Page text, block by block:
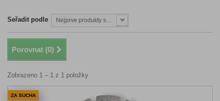
Seřadit podle
Porovnat (0)
Zobrazeno 1 – 1 z 1 položky
ZA SUCHA